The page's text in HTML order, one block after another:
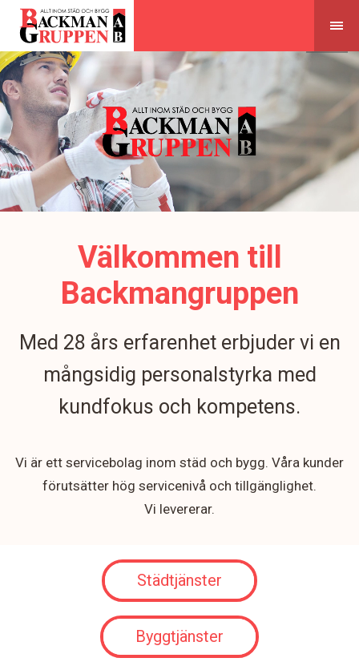
Skip
content
Välkommen till
Backmangruppen
Med 28 års erfarenhet erbjuder vi en
mångsidig personalstyrka med
kundfokus och kompetens.
Vi är ett servicebolag inom städ och bygg. Våra kunder
förutsätter hög servicenivå och tillgänglighet.
Vi levererar.
Städtjänster
Byggtjänster